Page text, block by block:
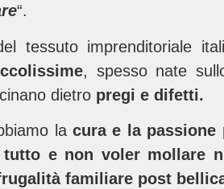
“.
tessuto imprenditoriale
, spesso nate
dietro pregi e difetti.
la cura e la passione
e non voler mollare
familiare post